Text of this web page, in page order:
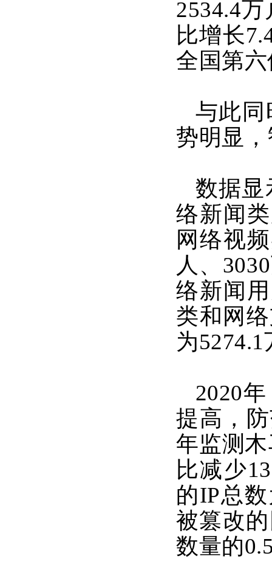
2534.4
比增长
全国第
与此
势明显
数据显
络新闻
网络视
人、
络新闻
类和网
为
2020
提高，
年监测
比减少
的IP总
被篡改
数量的